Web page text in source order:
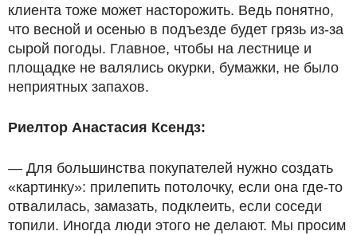
клиента тоже может насторожить. Ведь понятно,
что весной и осенью в подъезде будет грязь из-за
сырой погоды. Главное, чтобы на лестнице и
площадке не валялись окурки, бумажки, не было
неприятных запахов.
Риелтор Анастасия Ксендз:
— Для большинства покупателей нужно создать
«картинку»: прилепить потолочку, если она где-то
отвалилась, замазать, подклеить, если соседи
топили. Иногда люди этого не делают. Мы просим